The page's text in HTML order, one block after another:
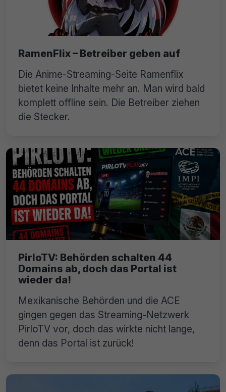
RamenFlix – Betreiber geben auf
Die Anime-Streaming-Seite Ramenflix
bietet keine Inhalte mehr an. Man wird bald
komplett offline sein. Die Betreiber ziehen
die Stecker.
PirloTV: Behörden schalten 44
Domains ab, doch das Portal ist
wieder da!
Mexikanische Behörden und die ACE
gingen gegen das Streaming-Netzwerk
PirloTV vor, doch das wirkte nicht lange,
denn das Portal ist zurück!